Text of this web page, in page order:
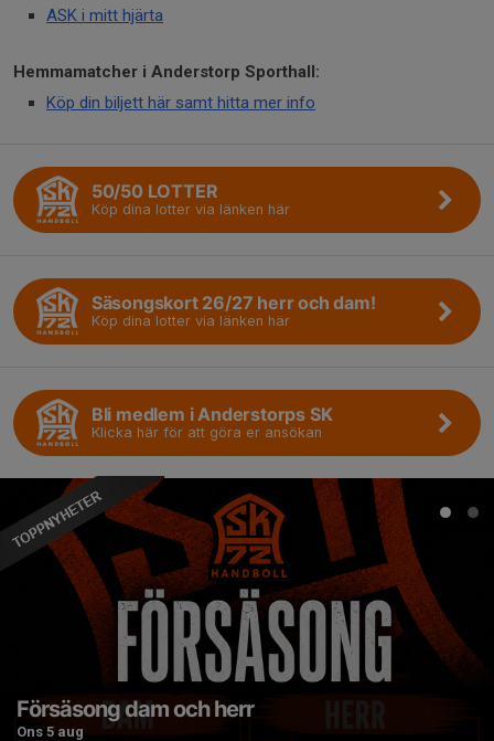
ASK i mitt hjärta
Hemmamatcher i Anderstorp Sporthall:
Köp din biljett här samt hitta mer info
50/50 LOTTER
Köp dina lotter via länken här
Säsongskort 26/27 herr och dam!
Köp dina lotter via länken här
Bli medlem i Anderstorps SK
Klicka här för att göra er ansökan
Försäsong dam och herr
Ons 5 aug